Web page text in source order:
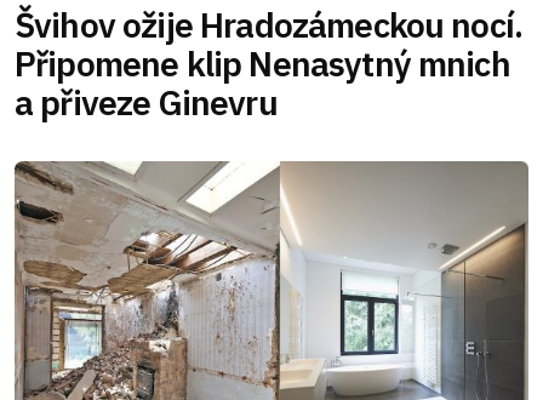
Švihov ožije Hradozámeckou nocí.
Připomene klip Nenasytný mnich
a přiveze Ginevru